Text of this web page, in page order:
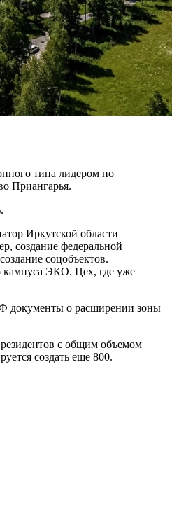
типа лидером по
Приангарья.
Иркутской области
создание федеральной
соцобъектов.
кампуса ЭКО. Цех, где уже
документы о расширении зоны
с общим объемом
создать еще 800.